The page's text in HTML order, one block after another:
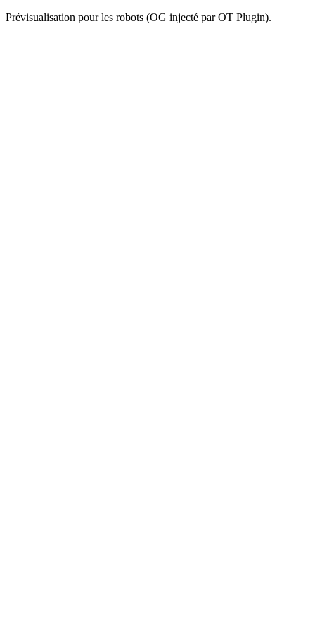
Prévisualisation pour les robots (OG injecté par OT Plugin).